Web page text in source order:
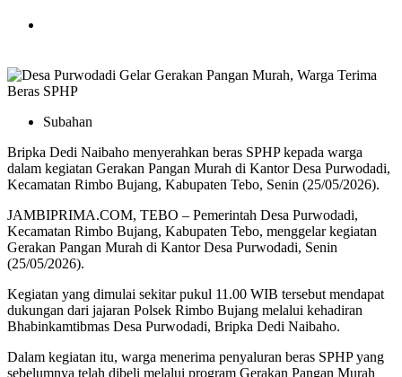
Subahan
Bripka Dedi Naibaho menyerahkan beras SPHP kepada warga
dalam kegiatan Gerakan Pangan Murah di Kantor Desa Purwodadi,
Kecamatan Rimbo Bujang, Kabupaten Tebo, Senin (25/05/2026).
JAMBIPRIMA.COM, TEBO – Pemerintah Desa Purwodadi,
Kecamatan Rimbo Bujang, Kabupaten Tebo, menggelar kegiatan
Gerakan Pangan Murah di Kantor Desa Purwodadi, Senin
(25/05/2026).
Kegiatan yang dimulai sekitar pukul 11.00 WIB tersebut mendapat
dukungan dari jajaran Polsek Rimbo Bujang melalui kehadiran
Bhabinkamtibmas Desa Purwodadi, Bripka Dedi Naibaho.
Dalam kegiatan itu, warga menerima penyaluran beras SPHP yang
sebelumnya telah dibeli melalui program Gerakan Pangan Murah